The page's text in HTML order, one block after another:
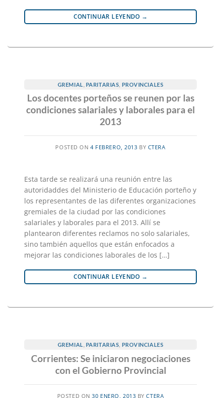
CONTINUAR LEYENDO →
GREMIAL PARITARIAS PROVINCIALES
Los docentes porteños se reunen por las
condiciones salariales y laborales para el
2013
POSTED ON4 FEBRERO, 2013 BY CTERA
Esta tarde se realizará una reunión entre las
autoridaddes del Ministerio de Educación porteño y
los representantes de las diferentes organizaciones
gremiales de la ciudad por las condiciones
salariales y laborales para el 2013. Allí se
plantearon diferentes reclamos no solo salariales,
sino también aquellos que están enfocados a
mejorar las condiciones laborales de los […]
CONTINUAR LEYENDO →
GREMIAL PARITARIAS PROVINCIALES
Corrientes: Se iniciaron negociaciones
con el Gobierno Provincial
POSTED ON30 ENERO, 2013 BYCTERA